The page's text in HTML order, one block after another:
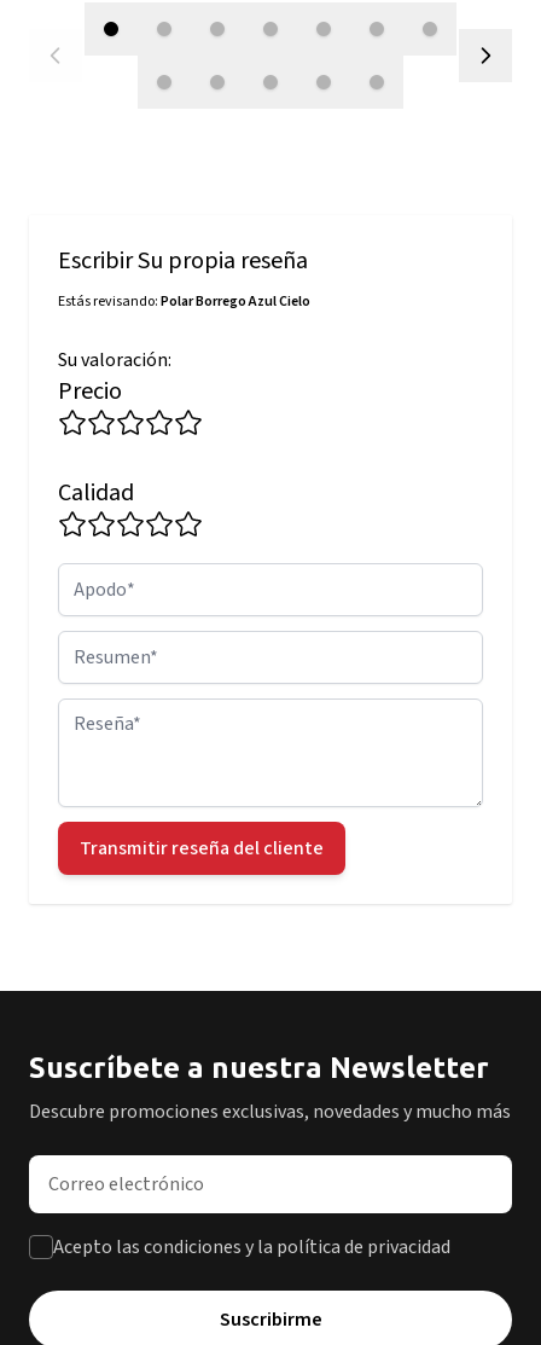
Escribir Su propia reseña
Estás revisando:Polar Borrego Azul Cielo
Su valoración:
Precio
Calidad
Apodo
Resumen
Reseña
Transmitir reseña del cliente
Suscríbete a nuestra Newsletter
Descubre promociones exclusivas, novedades y mucho más
Dirección de correo electrónico
Acepto las condiciones y la política de privacidad
Suscribirme